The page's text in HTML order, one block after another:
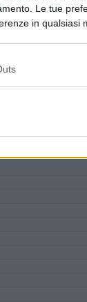
Le tue
in qualsiasi